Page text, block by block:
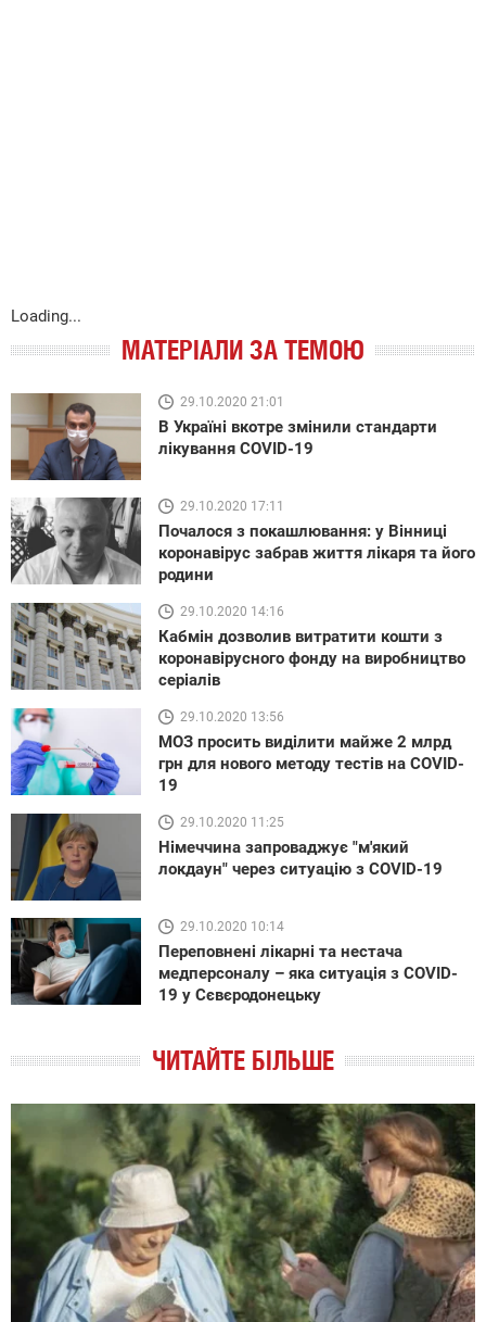
Loading...
МАТЕРІАЛИ ЗА ТЕМОЮ
29.10.2020 21:01
В Україні вкотре змінили стандарти
лікування COVID-19
29.10.2020 17:11
Почалося з покашлювання: у Вінниці
коронавірус забрав життя лікаря та його
родини
29.10.2020 14:16
Кабмін дозволив витратити кошти з
коронавірусного фонду на виробництво
серіалів
29.10.2020 13:56
МОЗ просить виділити майже 2 млрд
грн для нового методу тестів на COVID-
19
29.10.2020 11:25
Німеччина запроваджує "м'який
локдаун" через ситуацію з COVID-19
29.10.2020 10:14
Переповнені лікарні та нестача
медперсоналу – яка ситуація з COVID-
19 у Сєвєродонецьку
ЧИТАЙТЕ БІЛЬШЕ